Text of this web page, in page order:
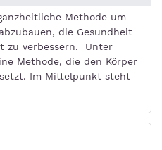
Methode um
die Gesundheit
zu verbessern. Unter
Methode, die den Körper
Im Mittelpunkt steht